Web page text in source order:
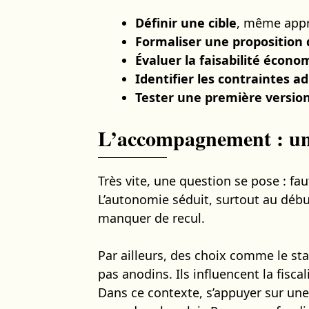
Définir une cible, même
Formaliser une proposition
Évaluer la faisabilité
Identifier les contraintes
Tester une première
L’accompagnement :
Très vite, une question se pose :
L’autonomie séduit, surtout au
manquer de recul.
Par ailleurs, des choix comme le
pas anodins. Ils influencent la
Dans ce contexte, s’appuyer sur